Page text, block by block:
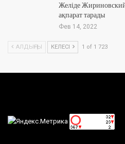
Желіде
ақпарат тарады
Фев 14, 2022
АЛДЫҢҒЫ КЕЛЕСІ 1 of 1 723